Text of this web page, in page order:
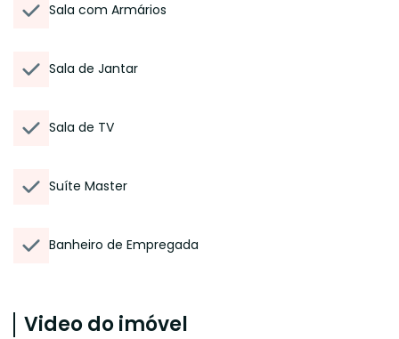
Sala com Armários
Sala de Jantar
Sala de TV
Suíte Master
Banheiro de Empregada
Video do imóvel